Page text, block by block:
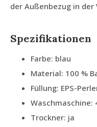
der Außenbezug in der
Spezifikationen
Farbe: blau
Material: 100 %
Füllung: EPS-
Waschmaschine:
Trockner: ja